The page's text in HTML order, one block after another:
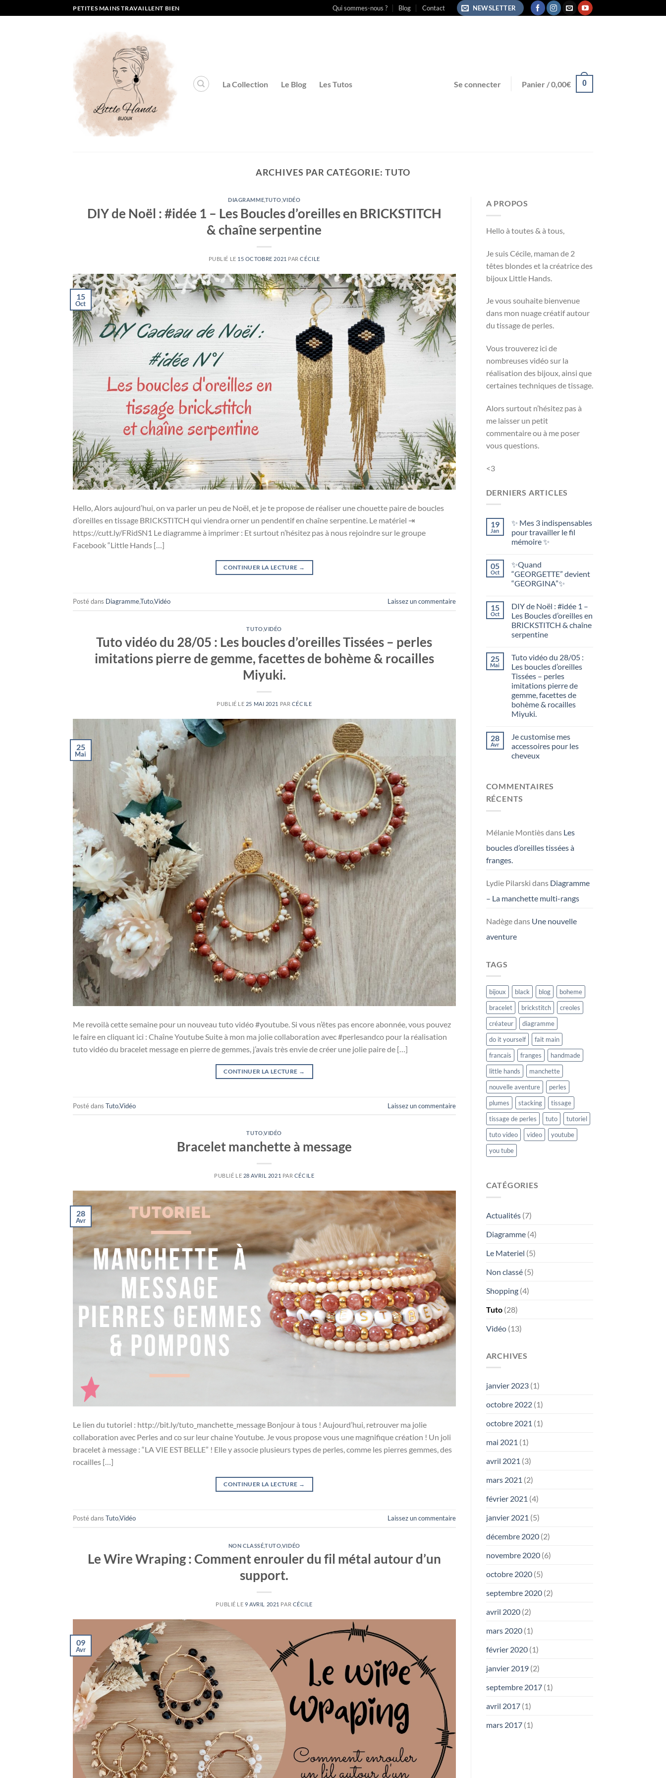
au
PETITES MAINS TRAVAILLENT BIEN Qui sommes-nous ? Blog Contact NEWSLETTER
La Collection Le Blog Les Tutos Se connecter Panier /0,00€ 0
ARCHIVES PAR CATÉGORIE: TUTO
DIAGRAMMETUTO VIDÉO
DIY de Noël : #idée 1 – Les Boucles d’oreilles en BRICKSTITCH
& chaîne serpentine
PUBLIÉ LE 15 OCTOBRE 2021 PARCÉCILE
15
Oct
Hello, Alors aujourd’hui, on va parler un peu de Noël, et je te propose de réaliser une chouette paire de boucles
d’oreilles en tissage BRICKSTITCH qui viendra orner un pendentif en chaîne serpentine. Le matériel ⇥
https://cutt.ly/FRidSN1 Le diagramme à imprimer : Et surtout n’hésitez pas à nous rejoindre sur le groupe
Facebook “Little Hands […]
CONTINUER LA LECTURE →
Posté dans Diagramme,Tuto,Vidéo Laissez un commentaire
TUTO,VIDÉO
Tuto vidéo du 28/05 : Les boucles d’oreilles Tissées – perles
imitations pierre de gemme, facettes de bohème & rocailles
Miyuki.
PUBLIÉ LE 25 MAI 2021 PAR CÉCILE
25
Mai
Me revoilà cette semaine pour un nouveau tuto vidéo #youtube. Si vous n’êtes pas encore abonnée, vous pouvez
le faire en cliquant ici : Chaîne Youtube Suite à mon ma jolie collaboration avec #perlesandco pour la réalisation
tuto vidéo du bracelet message en pierre de gemmes, j’avais très envie de créer une jolie paire de […]
CONTINUER LA LECTURE →
Posté dans Tuto,Vidéo Laissez un commentaire
TUTO,VIDÉO
Bracelet manchette à message
PUBLIÉ LE 28 AVRIL 2021 PAR CÉCILE
28
Avr
Le lien du tutoriel : http://bit.ly/tuto_manchette_message​ Bonjour à tous ! Aujourd’hui, retrouver ma jolie
collaboration avec Perles and co sur leur chaine Youtube. Je vous propose vous une magnifique création ! Un joli
bracelet à message : “LA VIE EST BELLE” ! Elle y associe plusieurs types de perles, comme les pierres gemmes, des
rocailles […]
CONTINUER LA LECTURE →
Posté dans Tuto,Vidéo Laissez un commentaire
NON CLASSÉ,TUTOVIDÉO
Le Wire Wraping : Comment enrouler du fil métal autour d’un
support.
PUBLIÉ LE9 AVRIL 2021 PAR CÉCILE
09
Avr
A PROPOS
Hello à toutes & à tous,
Je suis Cécile, maman de 2
têtes blondes et la créatrice des
bijoux Little Hands.
Je vous souhaite bienvenue
dans mon nuage créatif autour
du tissage de perles.
Vous trouverez ici de
nombreuses vidéo sur la
réalisation des bijoux, ainsi que
certaines techniques de tissage.
Alors surtout n’hésitez pas à
me laisser un petit
commentaire ou à me poser
vous questions.
<3
DERNIERS ARTICLES
19
Jan
✨ Mes 3 indispensables
pour travailler le fil
mémoire ✨
05
Oct
✨Quand
“GEORGETTE” devient
“GEORGINA”✨
15
Oct
DIY de Noël : #idée 1 –
Les Boucles d’oreilles en
BRICKSTITCH & chaîne
serpentine
25
Mai
Tuto vidéo du 28/05 :
Les boucles d’oreilles
Tissées – perles
imitations pierre de
gemme, facettes de
bohème & rocailles
Miyuki.
28
Avr
Je customise mes
accessoires pour les
cheveux
COMMENTAIRES
RÉCENTS
Mélanie Montièsdans Les
boucles d’oreilles tissées à
franges.
Lydie Pilarski dans Diagramme
– La manchette multi-rangs
Nadègedans Une nouvelle
aventure
TAGS
bijoux black blog
boheme
bracelet
brickstitch
creoles
créateur
diagramme
do it yourself
fait main
francais
franges
handmade
little hands
manchette
nouvelle aventure
perles
plumes
stacking
tissage
tissage de perles
tuto
tutoriel
tuto video
video
youtube
you tube
CATÉGORIES
Actualités(7)
Diagramme(4)
Le Materiel (5)
Non classé(5)
Shopping(4)
Tuto(28)
Vidéo(13)
ARCHIVES
janvier 2023(1)
octobre 2022(1)
octobre 2021 (1)
mai 2021 (1)
avril 2021 (3)
mars 2021 (2)
février 2021 (4)
janvier 2021 (5)
décembre 2020(2)
novembre 2020(6)
octobre 2020(5)
septembre 2020(2)
avril 2020(2)
mars 2020(1)
février 2020(1)
janvier 2019(2)
septembre 2017(1)
avril 2017(1)
mars 2017(1)